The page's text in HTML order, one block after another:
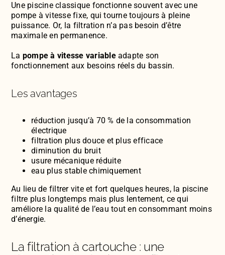
Une piscine classique fonctionne souvent avec une
pompe à vitesse fixe, qui tourne toujours à pleine
puissance. Or, la filtration n’a pas besoin d’être
maximale en permanence.
La pompe à vitesse variableadapte son
fonctionnement aux besoins réels du bassin.
Les avantages
réduction jusqu’à 70 % de la consommation
électrique
filtration plus douce et plus efficace
diminution du bruit
usure mécanique réduite
eau plus stable chimiquement
Au lieu de filtrer vite et fort quelques heures, la piscine
filtre plus longtemps mais plus lentement, ce qui
améliore la qualité de l’eau tout en consommant moins
d’énergie.
La filtration à cartouche : une